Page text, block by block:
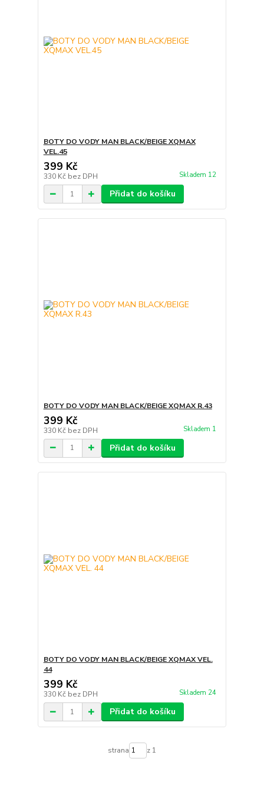
BOTY DO VODY MAN BLACK/BEIGE XQMAX
VEL.45
399 Kč
330 Kč bez DPH Skladem 12
Přidat do košíku
BOTY DO VODY MAN BLACK/BEIGE XQMAX R.43
399 Kč
330 Kč bez DPH Skladem 1
Přidat do košíku
BOTY DO VODY MAN BLACK/BEIGE XQMAX VEL.
44
399 Kč
330 Kč bez DPH Skladem 24
Přidat do košíku
strana z 1